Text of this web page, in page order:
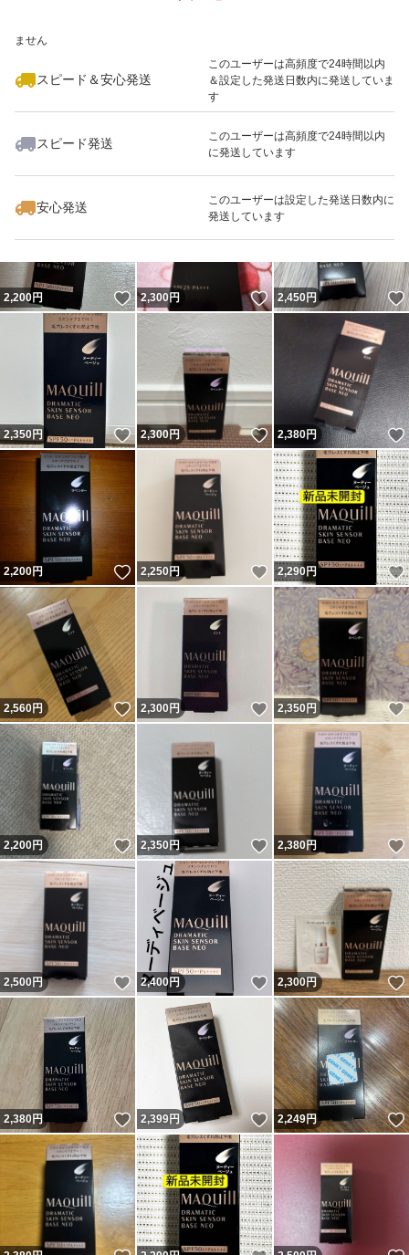
ません
スピード＆安心発送
このユーザーは高頻度で24時間以内
＆設定した発送日数内に発送していま
す
スピード発送
このユーザーは高頻度で24時間以内
に発送しています
安心発送
このユーザーは設定した発送日数内に
発送しています
いいね！
2,350
2,200円 いいね！
2,300円 いいね！
2,450円
2,350円 いいね！
2,300円 いいね！
2,380円
2,200円 いいね！
2,250円 いいね！
2,290円
2,560円 いいね！
2,300円 いいね！
2,350円
2,200円 いいね！
2,350円 いいね！
2,380円
2,500円 いいね！
2,400円 いいね！
2,300円
2,380円 いいね！
2,399円 いいね！
2,249円